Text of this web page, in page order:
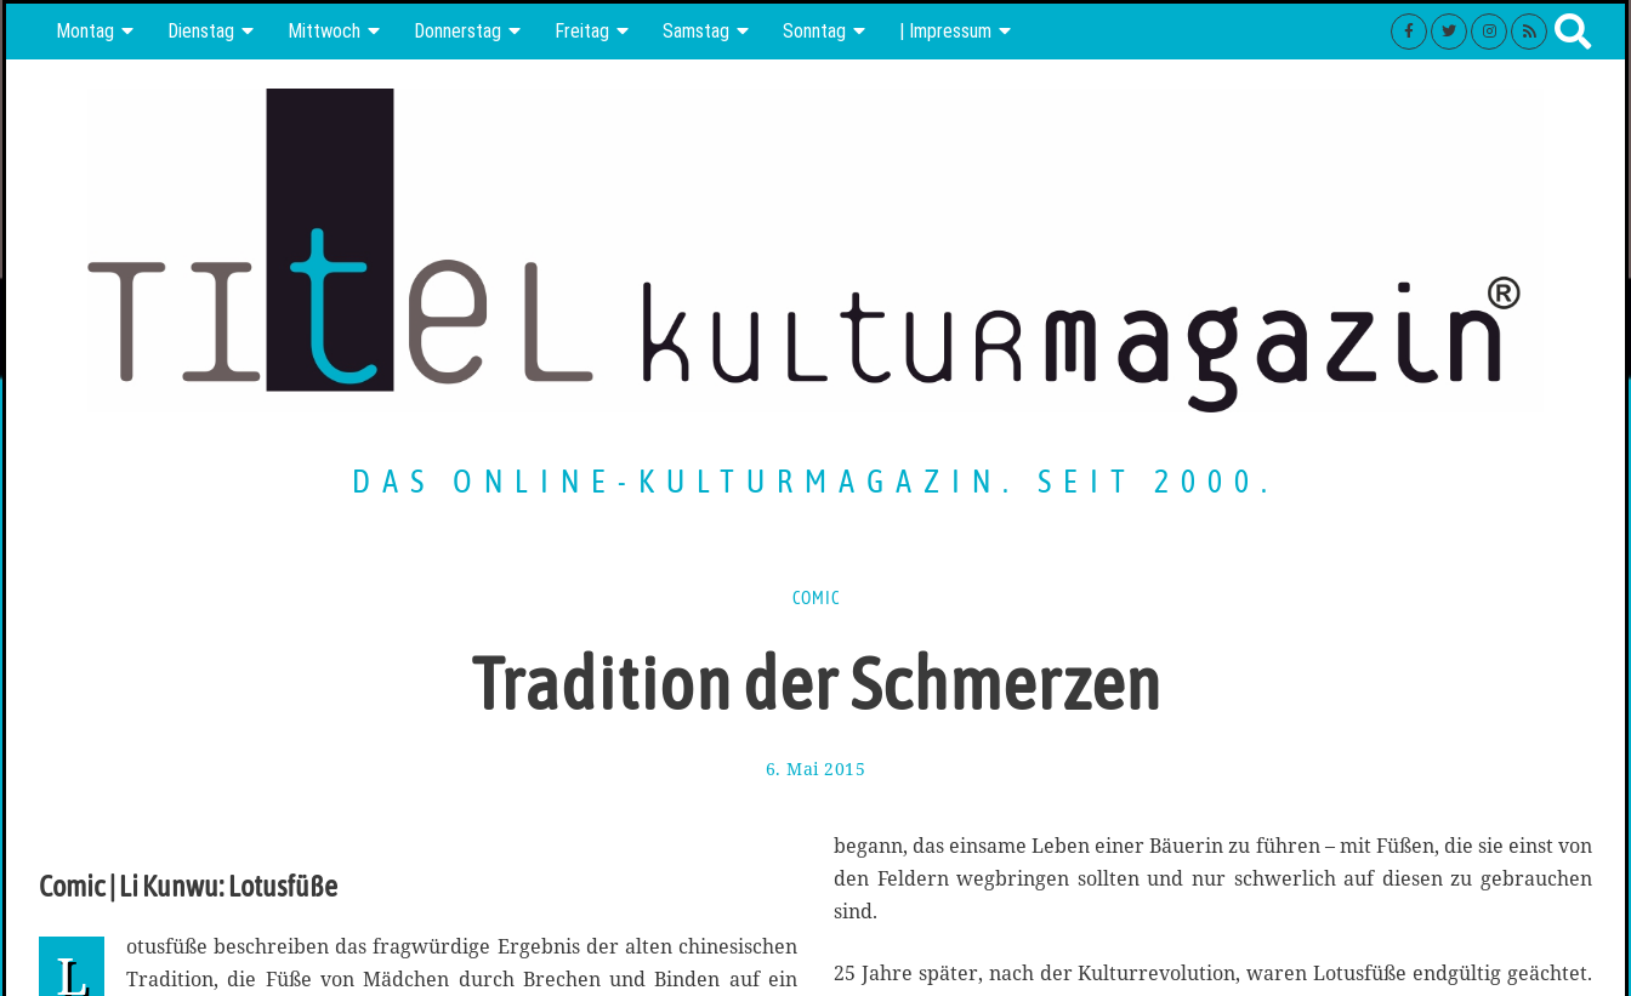
Montag Dienstag Mittwoch Donnerstag Freitag Samstag Sonntag | Impressum
DAS ONLINE-KULTURMAGAZIN. SEIT 2000.
COMIC
Tradition der Schmerzen
6. Mai 2015
J
n
i
0
1
Comic | Li Kunwu: Lotusfüße
L
otusfüße beschreiben das fragwürdige Ergebnis der alten chinesischen
Tradition, die Füße von Mädchen durch Brechen und Binden auf ein
begann, das einsame Leben einer Bäuerin zu führen – mit Füßen, die sie einst von
den Feldern wegbringen sollten und nur schwerlich auf diesen zu gebrauchen
sind.
25 Jahre später, nach der Kulturrevolution, waren Lotusfüße endgültig geächtet.